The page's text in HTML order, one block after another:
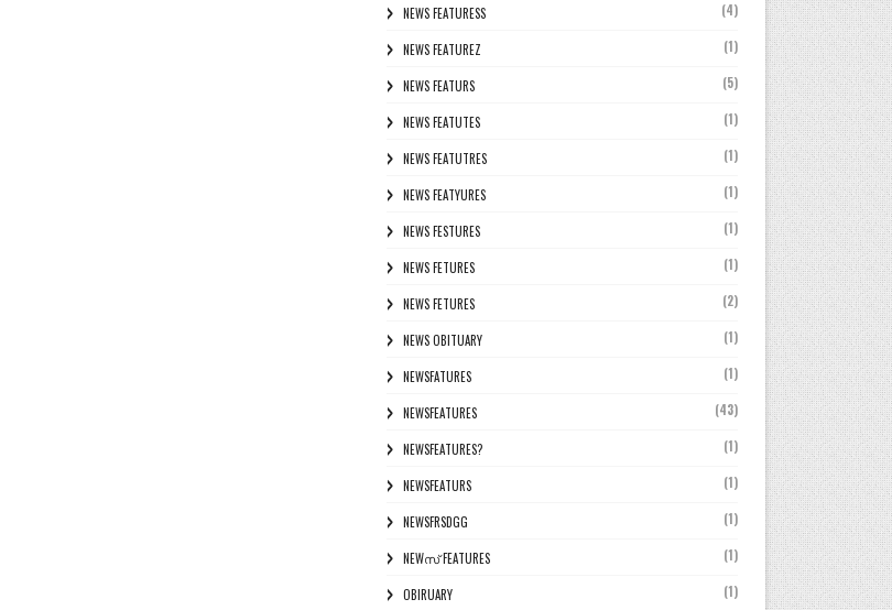
NEWS FEATURESS (4)
NEWS FEATUREZ (1)
NEWS FEATURS (5)
NEWS FEATUTES (1)
NEWS FEATUTRES (1)
NEWS FEATYURES (1)
NEWS FESTURES (1)
NEWS FETURES (1)
NEWS FETURES (2)
NEWS OBITUARY (1)
NEWSFATURES (1)
NEWSFEATURES (43)
NEWSFEATURES? (1)
NEWSFEATURS (1)
NEWSFRSDGG (1)
NEWസ് FEATURES (1)
OBIRUARY (1)